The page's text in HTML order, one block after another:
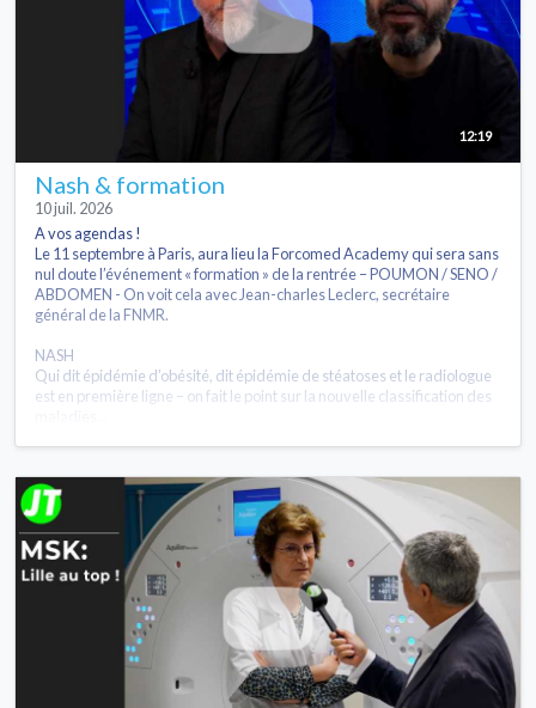
12:19
Nash & formation
10 juil. 2026
A vos agendas !
Le 11 septembre à Paris, aura lieu la Forcomed Academy qui sera sans
nul doute l’événement « formation » de la rentrée – POUMON / SENO /
ABDOMEN - On voit cela avec Jean-charles Leclerc, secrétaire
général de la FNMR.
NASH
Qui dit épidémie d’obésité, dit épidémie de stéatoses et le radiologue
est en première ligne – on fait le point sur la nouvelle classification des